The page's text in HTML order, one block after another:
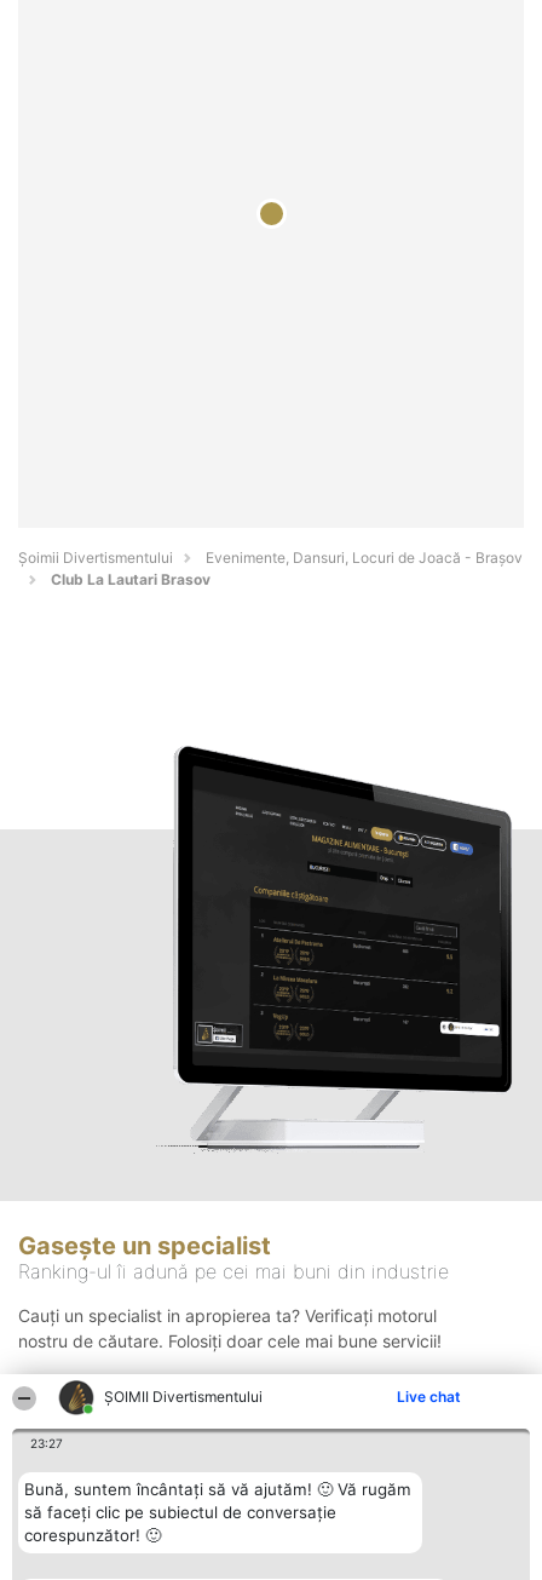
ŞOIMII Divertismentului Live chat
23:27
Bună, suntem încântați să vă ajutăm! 🙂 Vă rugăm
să faceți clic pe subiectul de conversație
corespunzător! 🙂
Şoimii Divertismentului
Evenimente, Dansuri, Locuri de Joacă - Braşov
Club La Lautari Brasov
Gasește un specialist
Ranking-ul îi adună pe cei mai buni din industrie
Cauți un specialist in apropierea ta? Verificați motorul
nostru de căutare. Folosiți doar cele mai bune servicii!